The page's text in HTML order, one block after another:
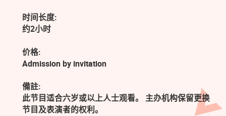
时间长度:
约2小时
价格:
Admission by invitation
備註:
此节目适合六岁或以上人士观看。 主办机构保留更换
节目及表演者的权利。